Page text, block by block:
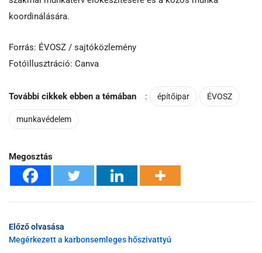
koordinálására.
Forrás: ÉVOSZ / sajtóközlemény
Fotóillusztráció: Canva
További cikkek ebben a témában : építőipar ÉVOSZ
munkavédelem
Megosztás
Előző olvasása
Megérkezett a karbonsemleges hőszivattyú